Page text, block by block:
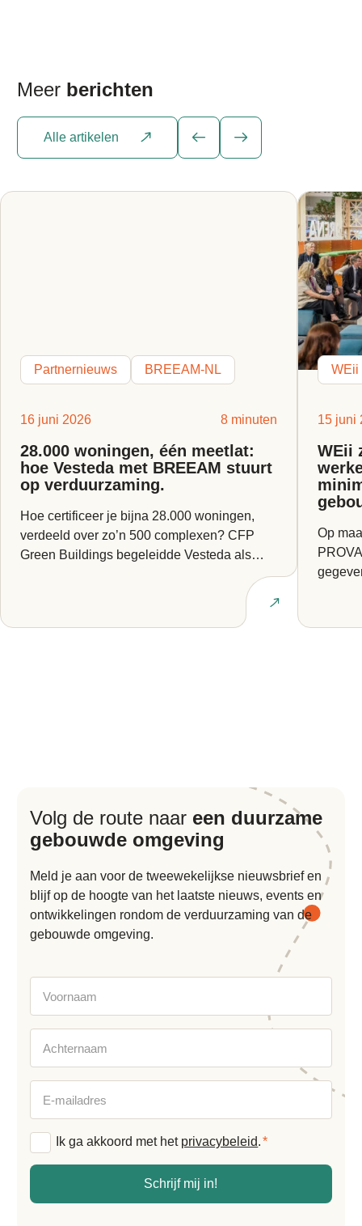
eigendom van […]
Meer berichten
Alle artikelen
Partnernieuws BREEAM-NL
16 juni 2026 8 minuten
28.000 woningen, één meetlat:
hoe Vesteda met BREEAM stuurt
op verduurzaming.
Hoe certificeer je bijna 28.000 woningen,
verdeeld over zo’n 500 complexen? CFP
Green Buildings begeleidde Vesteda als
Lees artikel
WEii
15 juni
WEii
Op
Volg de route naar een duurzame
gebouwde omgeving
Meld je aan voor de tweewekelijkse nieuwsbrief en
blijf op de hoogte van het laatste nieuws, events en
ontwikkelingen rondom de verduurzaming van de
gebouwde omgeving.
mailadres
Algemene
Ik ga akkoord met het privacybeleid.*
Schrijf mij in!